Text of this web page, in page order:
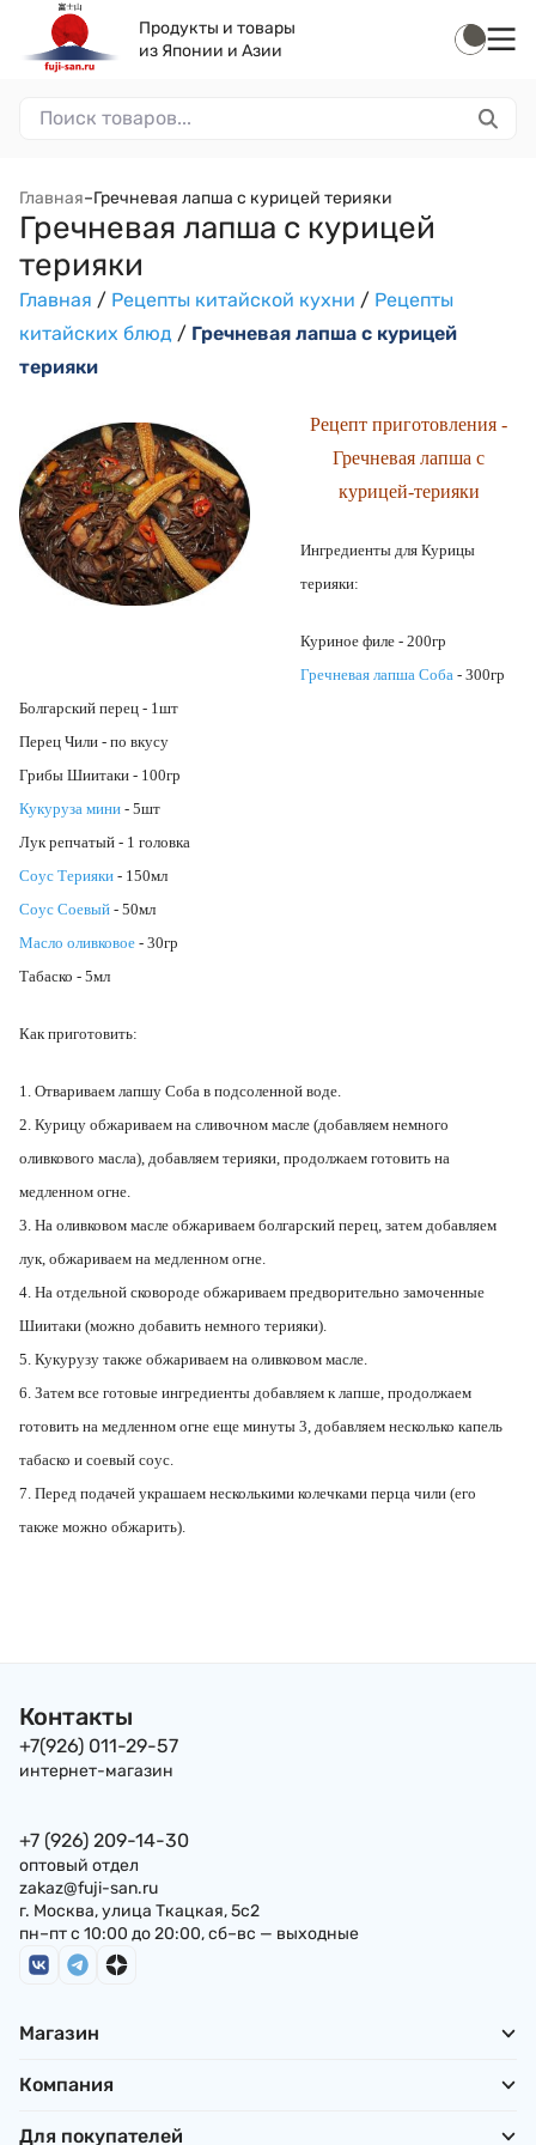
Продукты и товары
из Японии и Азии
Главная–Гречневая лапша с курицей терияки
Гречневая лапша с курицей
терияки
Главная / Рецепты китайской кухни / Рецепты
китайских блюд / Гречневая лапша с курицей
терияки
Рецепт приготовления -
Гречневая лапша с
курицей-терияки
Ингредиенты для Курицы
терияки:
Куриное филе - 200гр
Гречневая лапша Соба - 300гр
Болгарский перец - 1шт
Перец Чили - по вкусу
Грибы Шиитаки - 100гр
Кукуруза мини - 5шт
Лук репчатый - 1 головка
Соус Терияки - 150мл
Соус Соевый - 50мл
Масло оливковое - 30гр
Табаско - 5мл
Как приготовить:
1. Отвариваем лапшу Соба в подсоленной воде.
2. Курицу обжариваем на сливочном масле (добавляем немного
оливкового масла), добавляем терияки, продолжаем готовить на
медленном огне.
3. На оливковом масле обжариваем болгарский перец, затем добавляем
лук, обжариваем на медленном огне.
4. На отдельной сковороде обжариваем предворительно замоченные
Шиитаки (можно добавить немного терияки).
5. Кукурузу также обжариваем на оливковом масле.
6. Затем все готовые ингредиенты добавляем к лапше, продолжаем
готовить на медленном огне еще минуты 3, добавляем несколько капель
табаско и соевый соус.
7. Перед подачей украшаем несколькими колечками перца чили (его
также можно обжарить).
Контакты
+7(926) 011-29-57
интернет-магазин
+7 (926) 209-14-30
оптовый отдел
zakaz@fuji-san.ru
г. Москва, улица Ткацкая, 5с2
пн–пт с 10:00 до 20:00, сб–вс — выходные
Магазин
Компания
Для покупателей